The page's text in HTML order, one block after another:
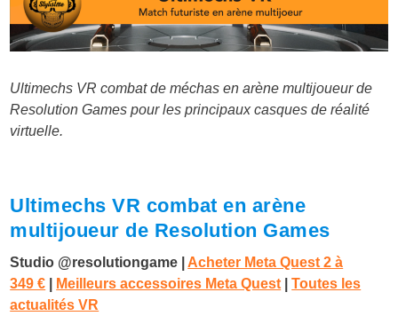
Ultimechs VR combat de méchas en arène multijoueur de
Resolution Games pour les principaux casques de réalité
virtuelle.
Ultimechs VR combat en arène
multijoueur de Resolution Games
Studio @resolutiongame | Acheter Meta Quest 2 à
349 €
Meilleurs accessoires Meta Quest |Toutes les
actualités VR